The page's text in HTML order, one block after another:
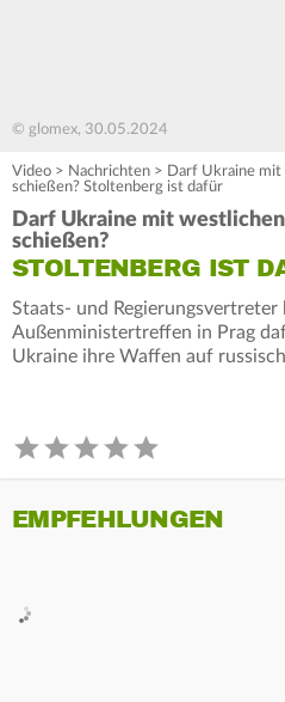
© glomex, 30.05.2024
Video > Nachrichten > Darf Ukraine mit
schießen? Stoltenberg ist dafür
Darf Ukraine mit
schießen?
STOLTENBERG IST
Staats- und Regierungsvertreter
Außenministertreffen in Prag
Ukraine ihre Waffen auf
EMPFEHLUNGEN